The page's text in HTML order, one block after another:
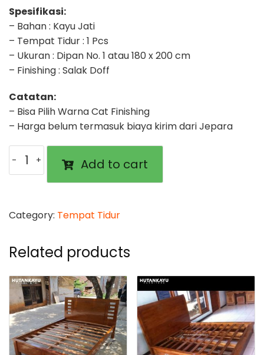
Spesifikasi:
– Bahan : Kayu Jati
– Tempat Tidur : 1 Pcs
– Ukuran : Dipan No. 1 atau 180 x 200 cm
– Finishing : Salak Doff
Catatan:
– Bisa Pilih Warna Cat Finishing
– Harga belum termasuk biaya kirim dari Jepara
Tempat
Tidur
quantity
Add to cart
Category: Tempat Tidur
Related products